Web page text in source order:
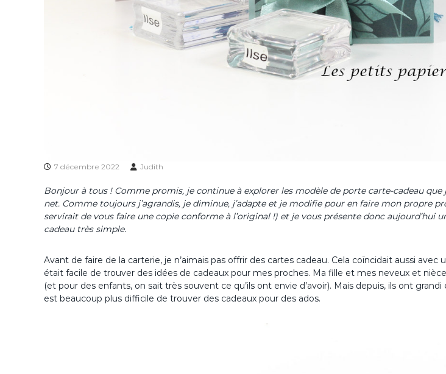
7 décembre 2022 Judith
Bonjour à tous ! Comme promis, je continue à explorer les modèle de porte carte-cadeau que
net. Comme toujours j’agrandis, je diminue, j’adapte et je modifie pour en faire mon propre
servirait de vous faire une copie conforme à l’original !) et je vous présente donc aujourd’hui
cadeau très simple.
Avant de faire de la carterie, je n’aimais pas offrir des cartes cadeau. Cela coïncidait aussi avec
était facile de trouver des idées de cadeaux pour mes proches. Ma fille et mes neveux et
(et pour des enfants, on sait très souvent ce qu’ils ont envie d’avoir). Mais depuis, ils ont grandi
est beaucoup plus difficile de trouver des cadeaux pour des ados.